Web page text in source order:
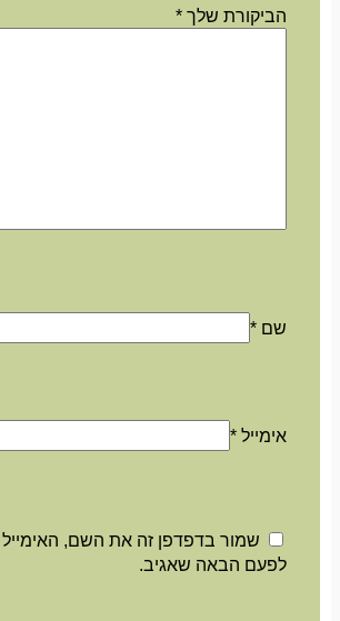
הביקורת שלך*
שם*
אימייל*
שמור בדפדפן זה את השם, האימייל
לפעם הבאה שאגיב.